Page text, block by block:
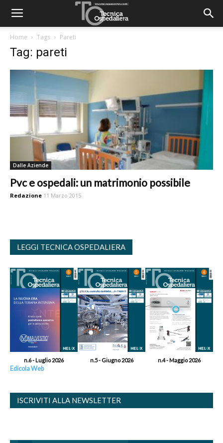
Home Tags Pareti
Tag: pareti
Dalle Aziende
Pvc e ospedali: un matrimonio possibile
Redazione 11 Marzo 2015
LEGGI TECNICA OSPEDALIERA
n.6 - Luglio 2026 n.5 - Giugno 2026 n.4 - Maggio 2026
Edicola Web
ISCRIVITI ALLA NEWSLETTER